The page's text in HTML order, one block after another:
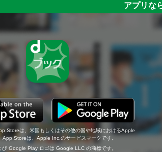
アプリな
Storeは、米国もしくはその他の国や地域におけるApple
App Storeは、Apple Inc.のサービスマークです。
Google Play ロゴは Google LLC の商標です。